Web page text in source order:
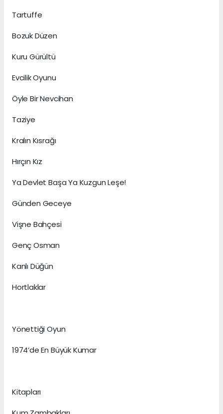
Tartuffe
Bozuk Düzen
Kuru Gürültü
Evcilik Oyunu
Öyle Bir Nevcihan
Taziye
Kralın Kısrağı
Hırçın Kız
Ya Devlet Başa Ya Kuzgun Leşe!
Günden Geceye
Vişne Bahçesi
Genç Osman
Kanlı Düğün
Hortlaklar
Yönettiği Oyun
1974’de En Büyük Kumar
Kitapları